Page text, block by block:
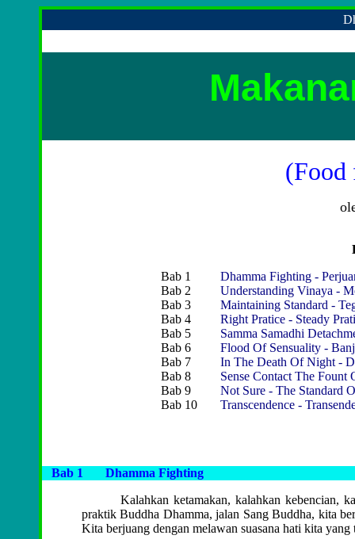
(Food
Bab 1
Dhamma Fighting -
Bab 2
Understanding Vinaya -
Bab 3
Maintaining Standard -
Bab 4
Right Pratice - Steady
Bab 5
Samma Samadhi
Bab 6
Flood Of Sensuality -
Bab 7
In The Death Of Night -
Bab 8
Sense Contact The
Bab 9
Not Sure - The Standard
Bab 10
Transcendence -
Bab 1
Dhamma Fighting
Kalahkan ketamakan, kalahkan kebencian,
praktik Buddha Dhamma, jalan Sang Buddha, kita
Kita berjuang dengan melawan suasana hati kita